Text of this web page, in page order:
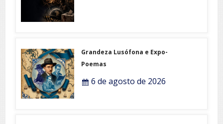
Grandeza Lusófona e Expo-
Poemas
6 de agosto de 2026